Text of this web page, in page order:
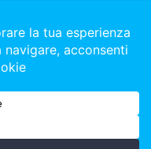
Privacy
policy
tutti i diritti riservati • viale